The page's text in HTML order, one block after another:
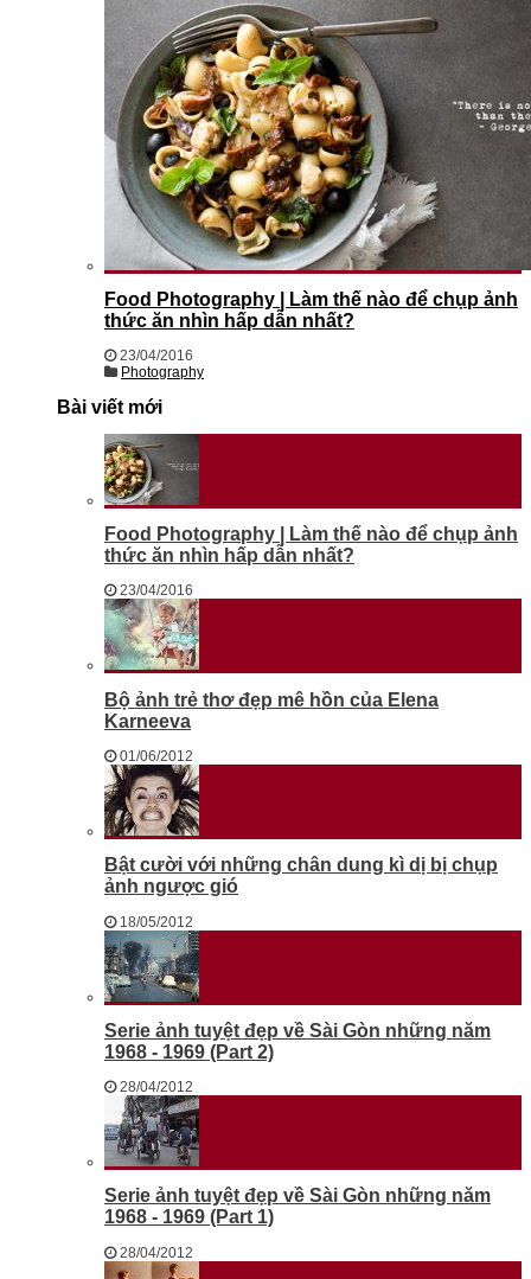
Food Photography | Làm thế nào để chụp ảnh
thức ăn nhìn hấp dẫn nhất?
23/04/2016
Photography
Bài viết mới
Food Photography | Làm thế nào để chụp ảnh
thức ăn nhìn hấp dẫn nhất?
23/04/2016
Bộ ảnh trẻ thơ đẹp mê hồn của Elena
Karneeva
01/06/2012
Bật cười với những chân dung kì dị bị chụp
ảnh ngược gió
18/05/2012
Serie ảnh tuyệt đẹp về Sài Gòn những năm
1968 - 1969 (Part 2)
28/04/2012
Serie ảnh tuyệt đẹp về Sài Gòn những năm
1968 - 1969 (Part 1)
28/04/2012